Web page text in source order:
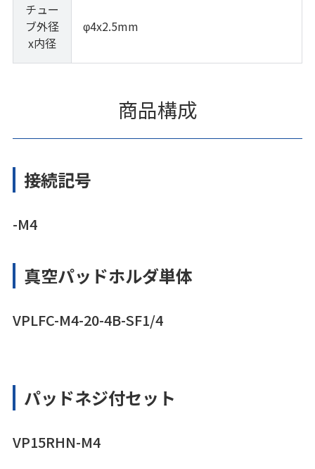
チュー
ブ外径
x内径
φ4x2.5mm
商品構成
接続記号
-M4
真空パッドホルダ単体
VPLFC-M4-20-4B-SF1/4
パッドネジ付セット
VP15RHN-M4